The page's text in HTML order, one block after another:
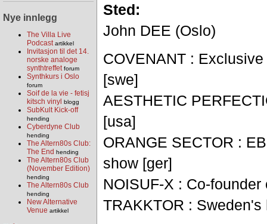
Nye innlegg
The Villa Live
Podcastartikkel
Invitasjon til det 14.
norske analoge
synthtreffet forum
Synthkurs i Oslo
forum
Soif de la vie - fetisj
kitsch vinyl
blogg
SubKult Kick-off
hending
Cyberdyne Club
hending
The Altern80s Club:
The End hending
The Altern80s Club
(November Edition)
hending
The Altern80s Club
hending
New Alternative
Venue artikkel
Sted:
John DEE (Oslo)
COVENANT :
[swe]
AESTHETIC
[usa]
ORANGE SECTOR :
show [ger]
NOISUF-X : Co-
TRAKKTOR :